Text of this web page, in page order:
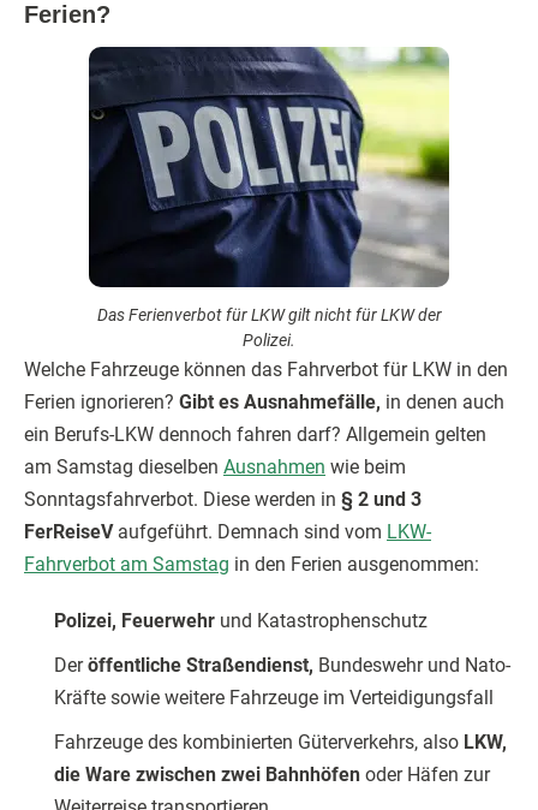
Ferien?
Das Ferienverbot für LKW gilt nicht für LKW der
Polizei.
Welche Fahrzeuge können das Fahrverbot für LKW in den
Ferien ignorieren? Gibt es Ausnahmefälle, in denen auch
ein Berufs-LKW dennoch fahren darf? Allgemein gelten
am Samstag dieselben Ausnahmen wie beim
Sonntagsfahrverbot. Diese werden in § 2 und 3
FerReiseVaufgeführt. Demnach sind vom LKW-
Fahrverbot am Samstag in den Ferien ausgenommen:
Polizei, Feuerwehr und Katastrophenschutz
Deröffentliche Straßendienst, Bundeswehr und Nato-
Kräfte sowie weitere Fahrzeuge im Verteidigungsfall
Fahrzeuge des kombinierten Güterverkehrs, also LKW,
die Ware zwischen zwei Bahnhöfen oder Häfen zur